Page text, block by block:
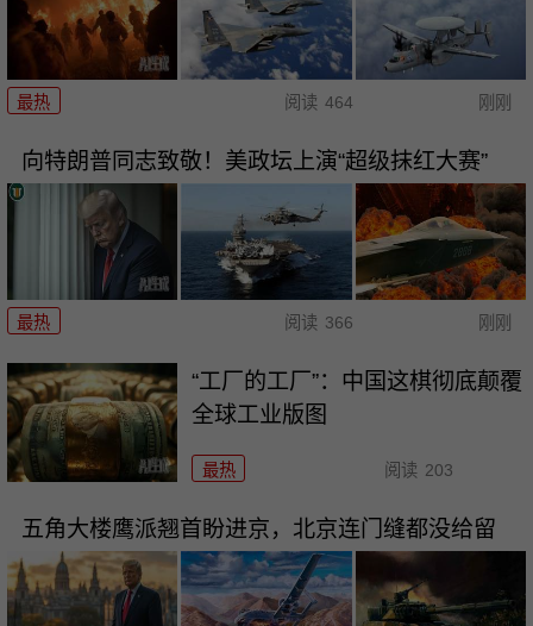
最热 阅读 464 刚刚
向特朗普同志致敬！美政坛上演“超级抹红大赛”
最热 阅读 366 刚刚
“工厂的工厂”：中国这棋彻底颠覆
全球工业版图
最热 阅读 203
五角大楼鹰派翘首盼进京，北京连门缝都没给留